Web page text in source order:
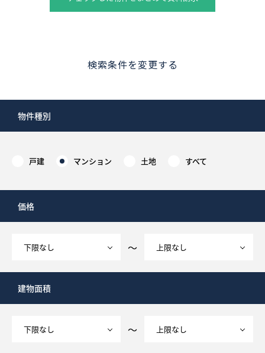
検索条件を変更する
物件種別
戸建 マンション 土地 すべて
価格
～
建物面積
～